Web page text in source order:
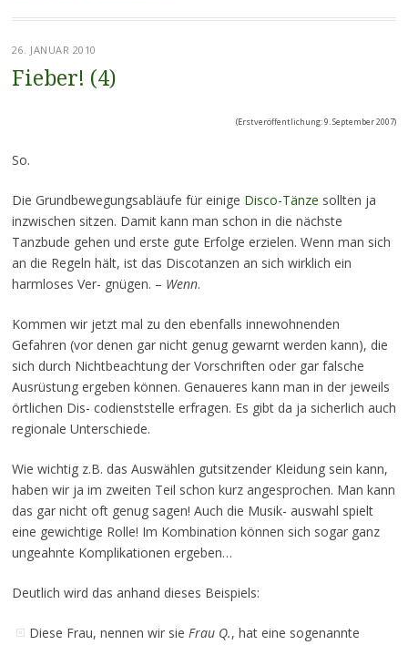
26. JANUAR 2010
Fieber! (4)
(Erstveröffentlichung: 9. September 2007)
So.
Die Grundbewegungsabläufe für einige Disco-Tänze sollten ja
inzwischen sitzen. Damit kann man schon in die nächste
Tanzbude gehen und erste gute Erfolge erzielen. Wenn man sich
an die Regeln hält, ist das Discotanzen an sich wirklich ein
harmloses Ver- gnügen. – Wenn.
Kommen wir jetzt mal zu den ebenfalls innewohnenden
Gefahren (vor denen gar nicht genug gewarnt werden kann), die
sich durch Nichtbeachtung der Vorschriften oder gar falsche
Ausrüstung ergeben können. Genaueres kann man in der jeweils
örtlichen Dis- codienststelle erfragen. Es gibt da ja sicherlich auch
regionale Unterschiede.
Wie wichtig z.B. das Auswählen gutsitzender Kleidung sein kann,
haben wir ja im zweiten Teil schon kurz angesprochen. Man kann
das gar nicht oft genug sagen! Auch die Musik- auswahl spielt
eine gewichtige Rolle! Im Kombination können sich sogar ganz
ungeahnte Komplikationen ergeben…
Deutlich wird das anhand dieses Beispiels:
Diese Frau, nennen wir sie Frau Q., hat eine sogenannte